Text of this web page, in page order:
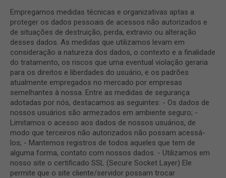
Empregamos medidas técnicas e organizativas aptas a
proteger os dados pessoais de acessos não autorizados e
de situações de destruição, perda, extravio ou alteração
desses dados. As medidas que utilizamos levam em
consideração a natureza dos dados, o contexto e a finalidade
do tratamento, os riscos que uma eventual violação geraria
para os direitos e liberdades do usuário, e os padrões
atualmente empregados no mercado por empresas
semelhantes à nossa. Entre as medidas de segurança
adotadas por nós, destacamos as seguintes: - Os dados de
nossos usuários são armezados em ambiente seguro; -
Limitamos o acesso aos dados de nossos usuários, de
modo que terceiros não autorizados não possam acessá-
los; - Mantemos registros de todos aqueles que tem de
alguma forma, contato com nossos dados. - Utilizamos em
nosso site o certificado SSL (Secure Socket Layer) Ele
permite que o site cliente/servidor possam trocar